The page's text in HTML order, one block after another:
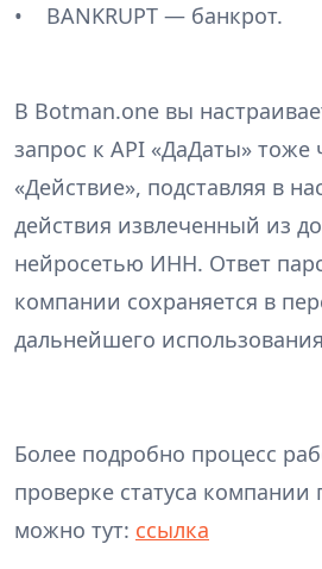
• BANKRUPT — банкрот.
В Botman.one вы
запрос к API «ДаДаты» тоже
«Действие», подставляя в
действия извлеченный из
нейросетью ИНН. Ответ
компании сохраняется в
дальнейшего
Более подробно процесс
проверке статуса
можно тут: ссылка